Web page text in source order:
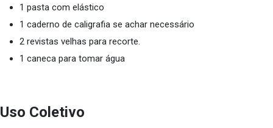
1 pasta com elástico
1 caderno de caligrafia se achar necessário
2 revistas velhas para recorte.
1 caneca para tomar água
Uso Coletivo